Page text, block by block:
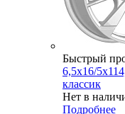
Быстрый
6,5x16/
классик
Нет в
Подробнее